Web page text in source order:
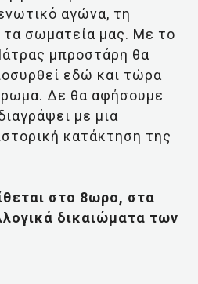
αγώνα, τη
τα σωματεία μας. Με το
μπροστάρη θα
εδώ και τώρα
Δε θα αφήσουμε
με μια
κατάκτηση της
στο 8ωρο, στα
δικαιώματα των